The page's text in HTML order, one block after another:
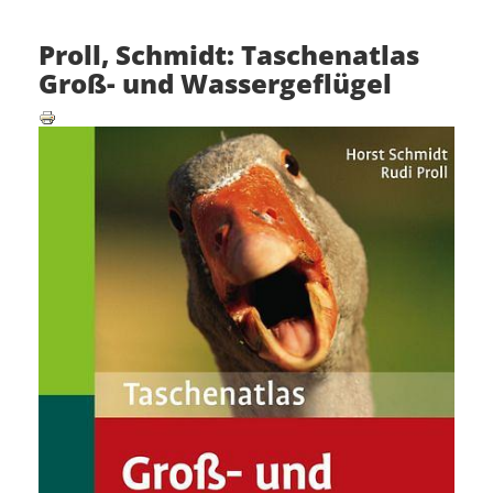
Proll, Schmidt: Taschenatlas
Groß- und Wassergeflügel